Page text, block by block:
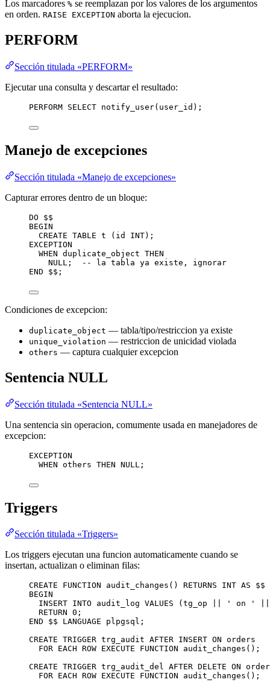
Los marcadores % se reemplazan por los valores de los argumentos
en orden. RAISE EXCEPTION aborta la ejecucion.
PERFORM
Sección titulada «PERFORM»
Ejecutar una consulta y descartar el resultado:
PERFORM SELECT notify_user(user_id);
Manejo de excepciones
Sección titulada «Manejo de excepciones»
Capturar errores dentro de un bloque:
DO $$
BEGIN
CREATE TABLE t (id INT);
EXCEPTION
WHEN duplicate_object THEN
NULL ;
-- la tabla ya existe, ignorar
END $$;
Condiciones de excepcion:
duplicate_object — tabla/tipo/restriccion ya existe
unique_violation — restriccion de unicidad violada
others — captura cualquier excepcion
Sentencia NULL
Sección titulada «Sentencia NULL»
Una sentencia sin operacion, comumente usada en manejadores de
excepcion:
EXCEPTION
WHEN others THEN NULL ;
Triggers
Sección titulada «Triggers»
Los triggers ejecutan una funcion automaticamente cuando se
insertan, actualizan o eliminan filas:
CREATE FUNCTION audit_changes () RETURNS INT AS $$
BEGIN
INSERT INTO audit_log VALUES (tg_op ' on '
RETURN 0 ;
END $$ LANGUAGE plpgsql;
CREATE TRIGGER trg_audit AFTER INSERT ON orders
FOR EACH ROW EXECUTE FUNCTION audit_changes();
CREATE TRIGGER trg_audit_del AFTER DELETE ON
FOR EACH ROW EXECUTE FUNCTION audit_changes();